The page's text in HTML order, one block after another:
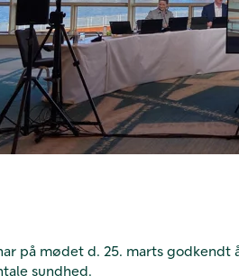
på mødet d. 25. marts
sundhed.